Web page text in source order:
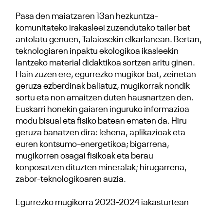
Pasa den maiatzaren 13an hezkuntza-
komunitateko irakasleei zuzendutako tailer bat
antolatu genuen, Talaiosekin elkarlanean. Bertan,
teknologiaren inpaktu ekologikoa ikasleekin
lantzeko material didaktikoa sortzen aritu ginen.
Hain zuzen ere, egurrezko mugikor bat, zeinetan
geruza ezberdinak baliatuz, mugikorrak nondik
sortu eta non amaitzen duten hausnartzen den.
Euskarri honekin gaiaren inguruko informazioa
modu bisual eta fisiko batean ematen da. Hiru
geruza banatzen dira: lehena, aplikazioak eta
euren kontsumo-energetikoa; bigarrena,
mugikorren osagai fisikoak eta berau
konposatzen dituzten mineralak; hirugarrena,
zabor-teknologikoaren auzia.
Egurrezko mugikorra 2023-2024 iakasturtean